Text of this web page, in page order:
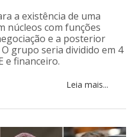
a existência de uma
núcleos com funções
e a posterior
grupo seria dividido em 4
e financeiro.
Leia mais...